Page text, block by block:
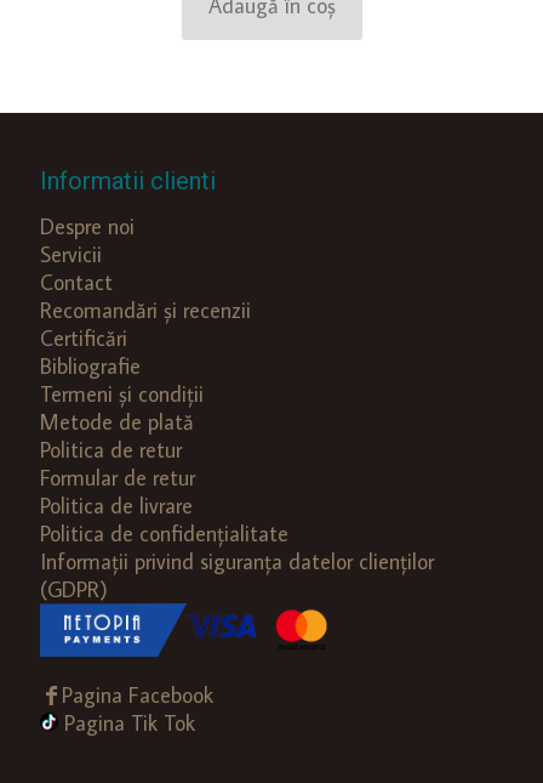
Informatii clienti
Despre noi
Servicii
Contact
Recomandări și recenzii
Certificări
Bibliografie
Termeni și condiții
Metode de plată
Politica de retur
Formular de retur
Politica de livrare
Politica de confidențialitate
Informații privind siguranța datelor clienților
(GDPR)
Pagina Facebook
Pagina Tik Tok